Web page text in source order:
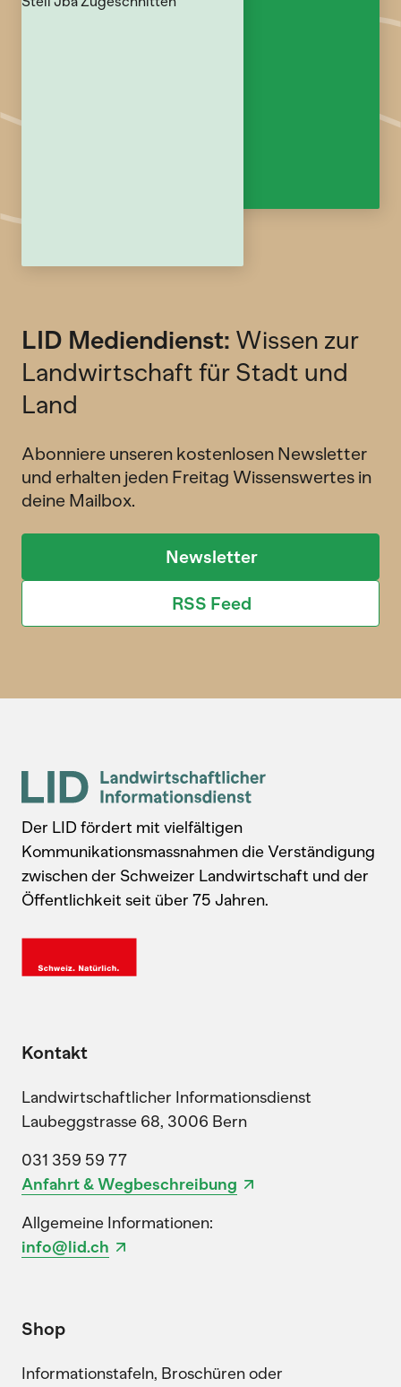
LID Mediendienst: Wissen zur
Landwirtschaft für Stadt und
Land
Abonniere unseren kostenlosen Newsletter
und erhalten jeden Freitag Wissenswertes in
deine Mailbox.
Newsletter
RSS Feed
Der LID fördert mit vielfältigen
Kommunikationsmassnahmen die Verständigung
zwischen der Schweizer Landwirtschaft und der
Öffentlichkeit seit über 75 Jahren.
Kontakt
Landwirtschaftlicher Informationsdienst
Laubeggstrasse 68, 3006 Bern
031 359 59 77
Anfahrt & Wegbeschreibung
Allgemeine Informationen:
info@lid.ch
Shop
Informationstafeln, Broschüren oder